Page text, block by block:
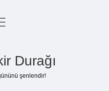
Durağı
şenlendir!